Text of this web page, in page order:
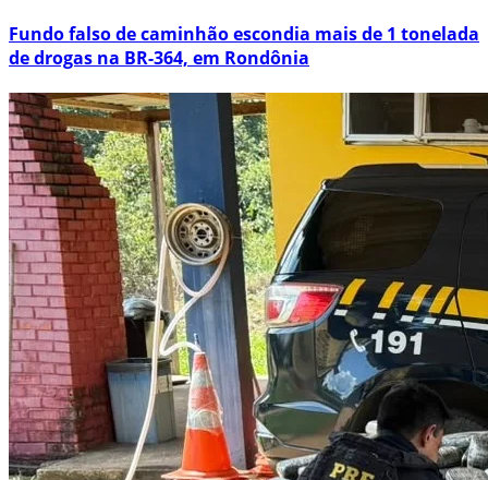
Fundo falso de caminhão escondia mais de 1 tonelada
de drogas na BR-364, em Rondônia